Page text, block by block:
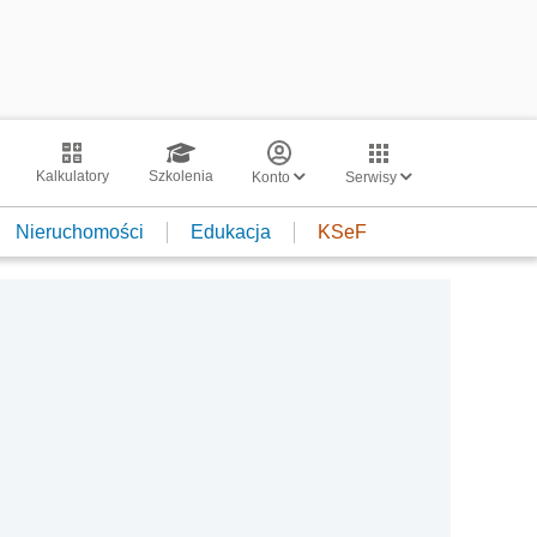
Kalkulatory Szkolenia Konto Serwisy
Nieruchomości Edukacja KSeF